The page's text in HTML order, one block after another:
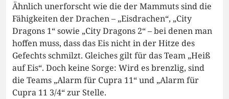
Ähnlich unerforscht wie die der Mammuts sind die
Fähigkeiten der Drachen – „Eisdrachen“, „City
Dragons 1“ sowie „City Dragons 2“ – bei denen man
hoffen muss, dass das Eis nicht in der Hitze des
Gefechts schmilzt. Gleiches gilt für das Team „Heiß
auf Eis“. Doch keine Sorge: Wird es brenzlig, sind
die Teams „Alarm für Cupra 11“ und „Alarm für
Cupra 11 3/4“ zur Stelle.